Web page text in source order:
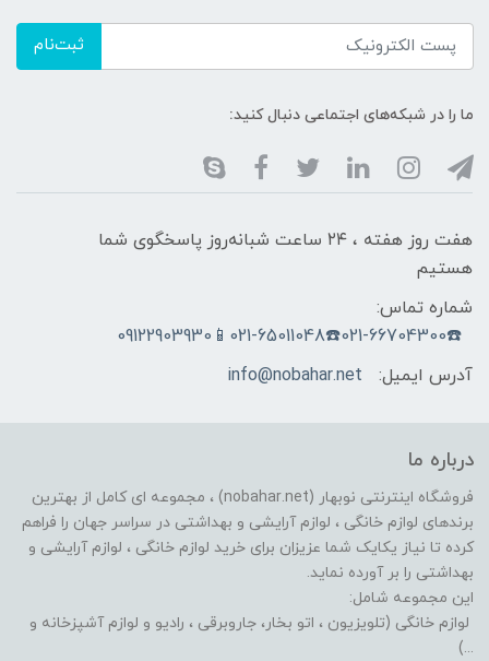
ثبت‌نام
ما را در شبکه‌های اجتماعی دنبال کنید:
هفت روز هفته ، ۲۴ ساعت شبانه‌روز پاسخگوی شما
هستیم
شماره تماس:
☎️021-66704300☎️021-65011048📱09122903930
آدرس ایمیل:
info@nobahar.net
درباره ما
فروشگاه اینترنتی نوبهار (nobahar.net) ، مجموعه ای کامل از بهترین
برندهای لوازم خانگی ، لوازم آرایشی و بهداشتی در سراسر جهان را فراهم
کرده تا نیاز یکایک شما عزیزان برای خرید لوازم خانگی ، لوازم آرایشی و
بهداشتی را بر آورده نماید.
این مجموعه شامل:
لوازم خانگی (تلویزیون ، اتو بخار، جاروبرقی ، رادیو و لوازم آشپزخانه و
...)